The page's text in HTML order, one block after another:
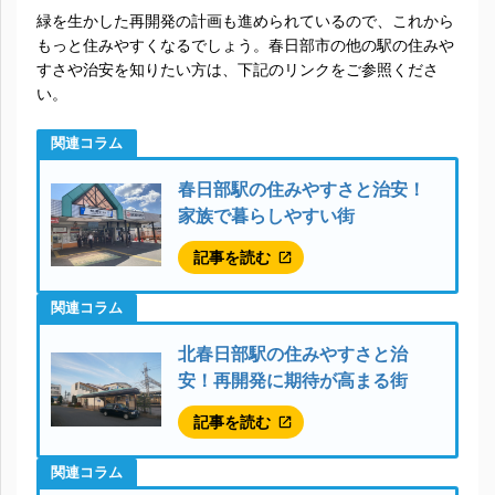
緑を生かした再開発の計画も進められているので、これから
もっと住みやすくなるでしょう。春日部市の他の駅の住みや
すさや治安を知りたい方は、下記のリンクをご参照くださ
い。
関連コラム
春日部駅の住みやすさと治安！
家族で暮らしやすい街
記事を読む
関連コラム
北春日部駅の住みやすさと治
安！再開発に期待が高まる街
記事を読む
関連コラム